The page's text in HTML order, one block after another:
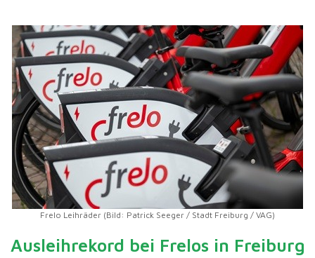
Frelo Leihräder (Bild: Patrick Seeger / Stadt Freiburg / VAG)
Ausleihrekord bei Frelos in Freiburg